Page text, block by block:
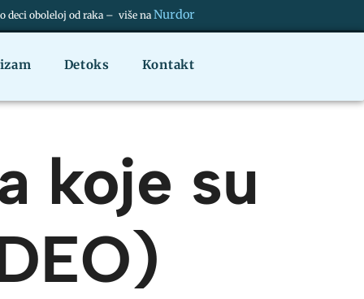
deci oboleloj od raka – više na Nurdor
Detoks Kontakt
koje su